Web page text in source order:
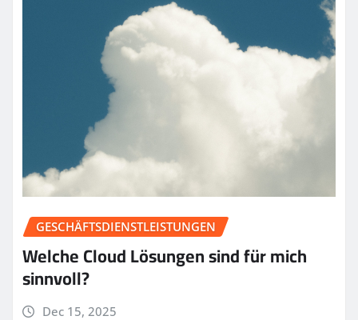
GESCHÄFTSDIENSTLEISTUNGEN
Welche Cloud Lösungen sind für mich
sinnvoll?
Dec 15, 2025